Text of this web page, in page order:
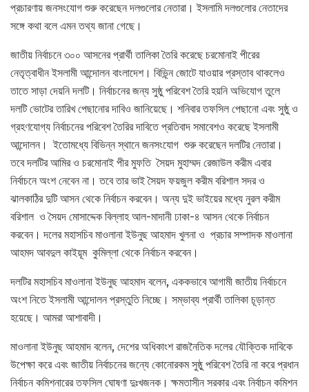
প্রচারণায় জনসংযোগ শুরু করেছেন দলগুলোর নেতারা। ইসলামি দলগুলোর নেতাদের
সঙ্গে কথা বলে এমন তথ্য জানা গেছে।
জাতীয় নির্বাচনে ৩০০ আসনের প্রার্থী তালিকা তৈরি করেছে চরমোনাই পীরের
নেতৃত্বাধীন ইসলামী আন্দোলন বাংলাদেশ। বিভ্ন্নি জোটে যাওয়ার প্রস্তাব থাকলেও
তাতে সাড়া দেয়নি দলটি। নির্বাচনের জন্য সুষ্ঠু পরিবেশ তৈরি হয়নি অভিযোগ তুলে
দলটি ভোটের তারিখ পেছানোর দাবিও জানিয়েছে। শনিবার তফসিল পেছানো এবং সুষ্ঠু ও
গ্রহণযোগ্য নির্বাচনের পরিবেশ তৈরির দাবিতে প্রতিবাদ সমাবেশও করেছে ইসলামী
আন্দোলন। ইতোমধ্যে বিভিন্ন স্থানে জনসংযোগ শুরু করেছেন দলটির নেতারা।
তবে দলটির আমির ও চরমোনাই পীর মুফতি সৈয়দ মুহাম্মদ রেজাউল করীম এবার
নির্বাচনে অংশ নেবেন না। তবে তার ভাই সৈয়দ ফয়জুল করীম বরিশাল সদর ও
ঝালকাঠির দুটি আসন থেকে নির্বাচন করবেন। অন্য দুই ভাইয়ের মধ্যে নুরল করীম
বরিশাল ও সৈয়দ মোসাদ্দেক বিল্লাহ আল-মাদানী ঢাকা-৪ আসন থেকে নির্বাচন
করবেন। দলের মহাসচিব মাওলানা ইউনুছ আহমাদ খুলনা ও প্রচার সম্পাদক মাওলানা
আহমদ আবদুল কাইয়ূম কুমিল্লা থেকে নির্বাচন করবেন।
দলটির মহাসচিব মাওলানা ইউনুছ আহমাদ বলেন, এককভাবে আগামী জাতীয় নির্বাচনে
অংশ নিতে ইসলামী আন্দোলন প্রস্তুতি নিচ্ছে। সম্ভাব্য প্রার্থী তালিকা চূড়ান্ত
হয়েছে। আমরা আশাবাদী।
মাওলানা ইউনুছ আহমাদ বলেন, দেশের অধিকাংশ রাজনৈতিক দলের যৌক্তিক দাবিকে
উপেক্ষা করে এবং জাতীয় নির্বাচনের জন্যে কোনোরকম সুষ্ঠু পরিবেশ তৈরি না করে প্রধান
নির্বাচন কমিশনারের তফসিল ঘোষণা দুঃখজনক। ক্ষমতাসীন সরকার এবং নির্বাচন কমিশন